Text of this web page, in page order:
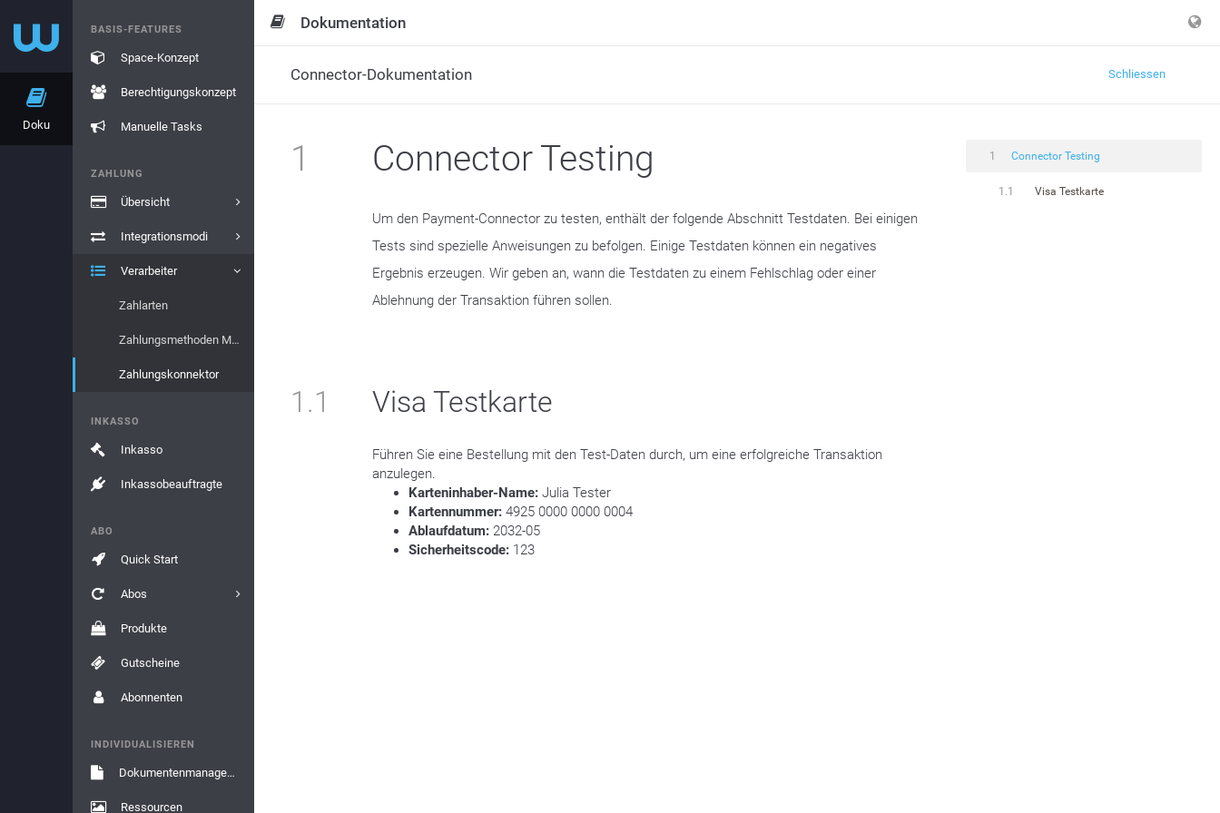
Doku
BASIS-FEATURES
Space-Konzept
Berechtigungskonzept
Manuelle Tasks
ZAHLUNG
Übersicht
Integrationsmodi
Verarbeiter
Zahlarten
Zahlungsmethoden Marken
Zahlungskonnektor
INKASSO
Inkasso
Inkassobeauftragte
ABO
Quick Start
Abos
Produkte
Gutscheine
Abonnenten
INDIVIDUALISIEREN
Dokumentenmanagement
Ressourcen
Dokumentation
Connector-Dokumentation Schliessen
1 Connector Testing
Um den Payment-Connector zu testen, enthält der folgende Abschnitt Testdaten. Bei einigen
Tests sind spezielle Anweisungen zu befolgen. Einige Testdaten können ein negatives
Ergebnis erzeugen. Wir geben an, wann die Testdaten zu einem Fehlschlag oder einer
Ablehnung der Transaktion führen sollen.
1.1 Visa Testkarte
Führen Sie eine Bestellung mit den Test-Daten durch, um eine erfolgreiche Transaktion
anzulegen.
Karteninhaber-Name: Julia Tester
Kartennummer: 4925 0000 0000 0004
Ablaufdatum: 2032-05
Sicherheitscode: 123
1 Connector Testing
1.1 Visa Testkarte